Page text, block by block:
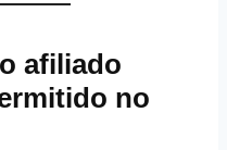
afiliado
no